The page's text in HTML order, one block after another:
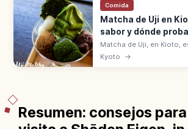
Comida
Matcha de Uji en
sabor y dónde
Matcha de Uji, en Kioto,
grandes tés de Japón
Sayama. Origen en 1191
Kyoto →
Resumen: consejos